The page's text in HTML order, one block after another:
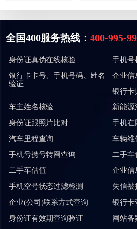
全国400服务热线： 400-995-
身份证真伪在线核验
手机号
银行卡卡号、手机号码、姓名
验证
企业信
银行卡
车主姓名核验
新能源
身份证跟照片比对
手机在
汽车里程查询
车辆维
手机号携号转网查询
二手车
二手车估值
企业信
手机空号状态过滤检测
失信被
企业(公司)联系方式查询
银行卡
身份证有效期查询验证
网站备